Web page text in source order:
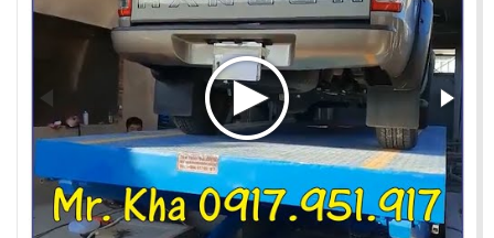
PHƯƠNG PHÁP ĐÓNG HÀNG LÊN
CONTAINER
Chia sẻ bí quyết và phương pháp đóng hàng lên
container một cách hiệu quả nhất